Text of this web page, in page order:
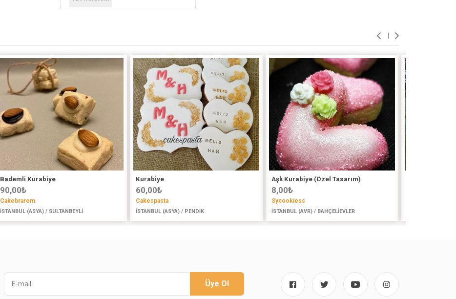
Bademli Kurabiye
90,00₺
Cakebrarem
İSTANBUL (ASYA) / SULTANBEYLİ
Kurabiye
60,00₺
Cakespasta
İSTANBUL (ASYA) / PENDİK
Aşk Kurabiye (Özel Tasarım)
8,00₺
Sycookiess
İSTANBUL (AVR) / BAHÇELİEVLER
Üye Ol